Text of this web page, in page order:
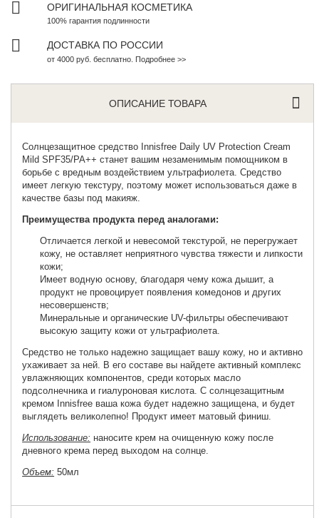
ОРИГИНАЛЬНАЯ КОСМЕТИКА
100% гарантия подлинности
ДОСТАВКА ПО РОССИИ
от 4000 руб. бесплатно. Подробнее >>
ОПИСАНИЕ ТОВАРА
Солнцезащитное средство Innisfree Daily UV Protection Cream
Mild SPF35/PA++ станет вашим незаменимым помощником в
борьбе с вредным воздействием ультрафиолета. Средство
имеет легкую текстуру, поэтому может использоваться даже в
качестве базы под макияж.
Преимущества продукта перед аналогами:
Отличается легкой и невесомой текстурой, не перегружает
кожу, не оставляет неприятного чувства тяжести и липкости
кожи;
Имеет водную основу, благодаря чему кожа дышит, а
продукт не провоцирует появления комедонов и других
несовершенств;
Минеральные и органические UV-фильтры обеспечивают
высокую защиту кожи от ультрафиолета.
Средство не только надежно защищает вашу кожу, но и активно
ухаживает за ней. В его составе вы найдете активный комплекс
увлажняющих компонентов, среди которых масло
подсолнечника и гиалуроновая кислота. С солнцезащитным
кремом Innisfree ваша кожа будет надежно защищена, и будет
выглядеть великолепно! Продукт имеет матовый финиш.
Использование: наносите крем на очищенную кожу после
дневного крема перед выходом на солнце.
Объем: 50мл